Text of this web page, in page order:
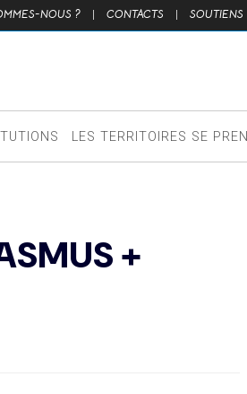
NOUS ? | CONTACTS | SOUTIENS
LES TERRITOIRES SE
+